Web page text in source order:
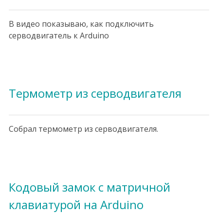
В видео показываю, как подключить
серводвигатель к Arduino
Термометр из серводвигателя
Собрал термометр из серводвигателя.
Кодовый замок с матричной
клавиатурой на Arduino